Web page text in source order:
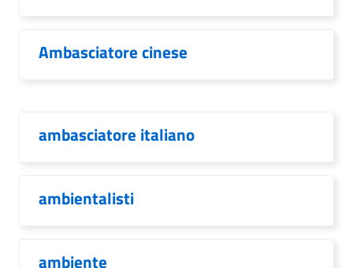
Ambasciatore cinese
ambasciatore italiano
ambientalisti
ambiente